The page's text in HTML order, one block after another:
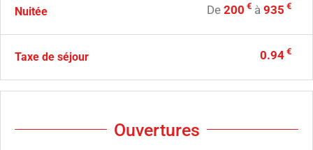
Nuitée De 200 € à 935 €
Taxe de séjour 0.94 €
Ouvertures